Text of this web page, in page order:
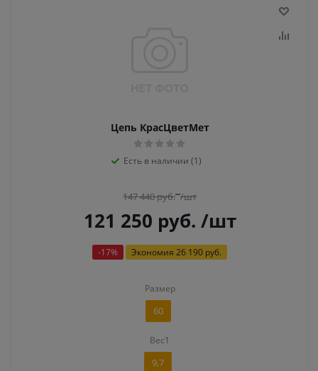
Цепь КрасЦветМет
Есть в наличии (1)
147 440руб. /шт
121 250 руб. /шт
-17% Экономия 26 190 руб.
Размер
60
Вес1
9,7